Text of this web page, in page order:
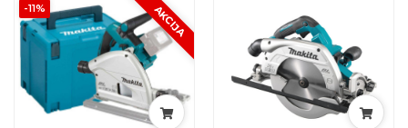
-11% AKCIJA